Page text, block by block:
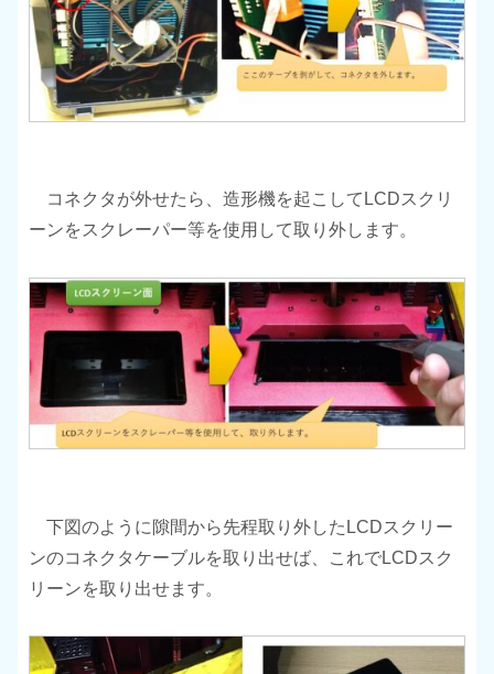
コネクタが外せたら、造形機を起こしてLCDスクリ
ーンをスクレーパー等を使用して取り外します。
下図のように隙間から先程取り外したLCDスクリー
ンのコネクタケーブルを取り出せば、これでLCDスク
リーンを取り出せます。